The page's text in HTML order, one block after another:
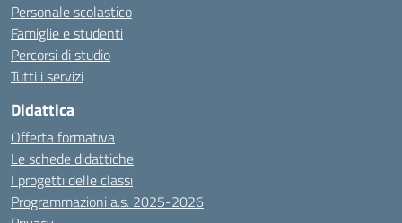
Personale scolastico
Famiglie e studenti
Percorsi di studio
Tutti i servizi
Didattica
Offerta formativa
Le schede didattiche
I progetti delle classi
Programmazioni a.s. 2025-2026